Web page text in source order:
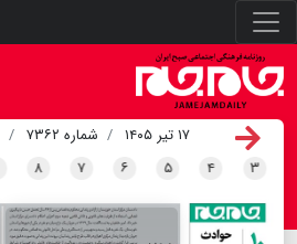
۱۷ تیر ۱۴۰۵ شماره ۷۳۶۲
۳ ۴ ۵ ۶ ۷ ۸